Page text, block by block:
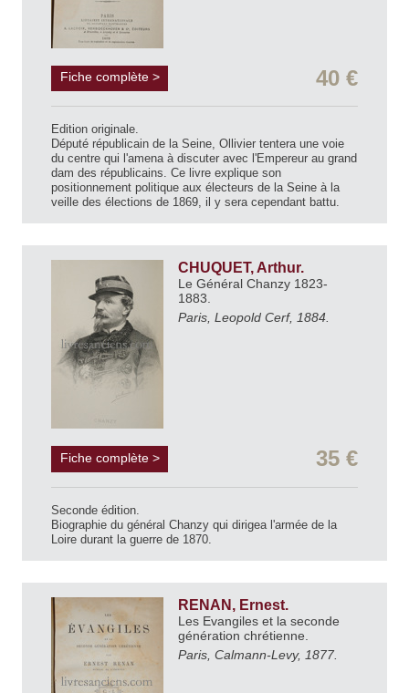
Fiche complète > 40 €
Edition originale.
Député républicain de la Seine, Ollivier tentera une voie
du centre qui l'amena à discuter avec l'Empereur au grand
dam des républicains. Ce livre explique son
positionnement politique aux électeurs de la Seine à la
veille des élections de 1869, il y sera cependant battu.
CHUQUET, Arthur.
Le Général Chanzy 1823-
1883.
Paris, Leopold Cerf, 1884.
Fiche complète > 35 €
Seconde édition.
Biographie du général Chanzy qui dirigea l'armée de la
Loire durant la guerre de 1870.
RENAN, Ernest.
Les Evangiles et la seconde
génération chrétienne.
Paris, Calmann-Levy, 1877.